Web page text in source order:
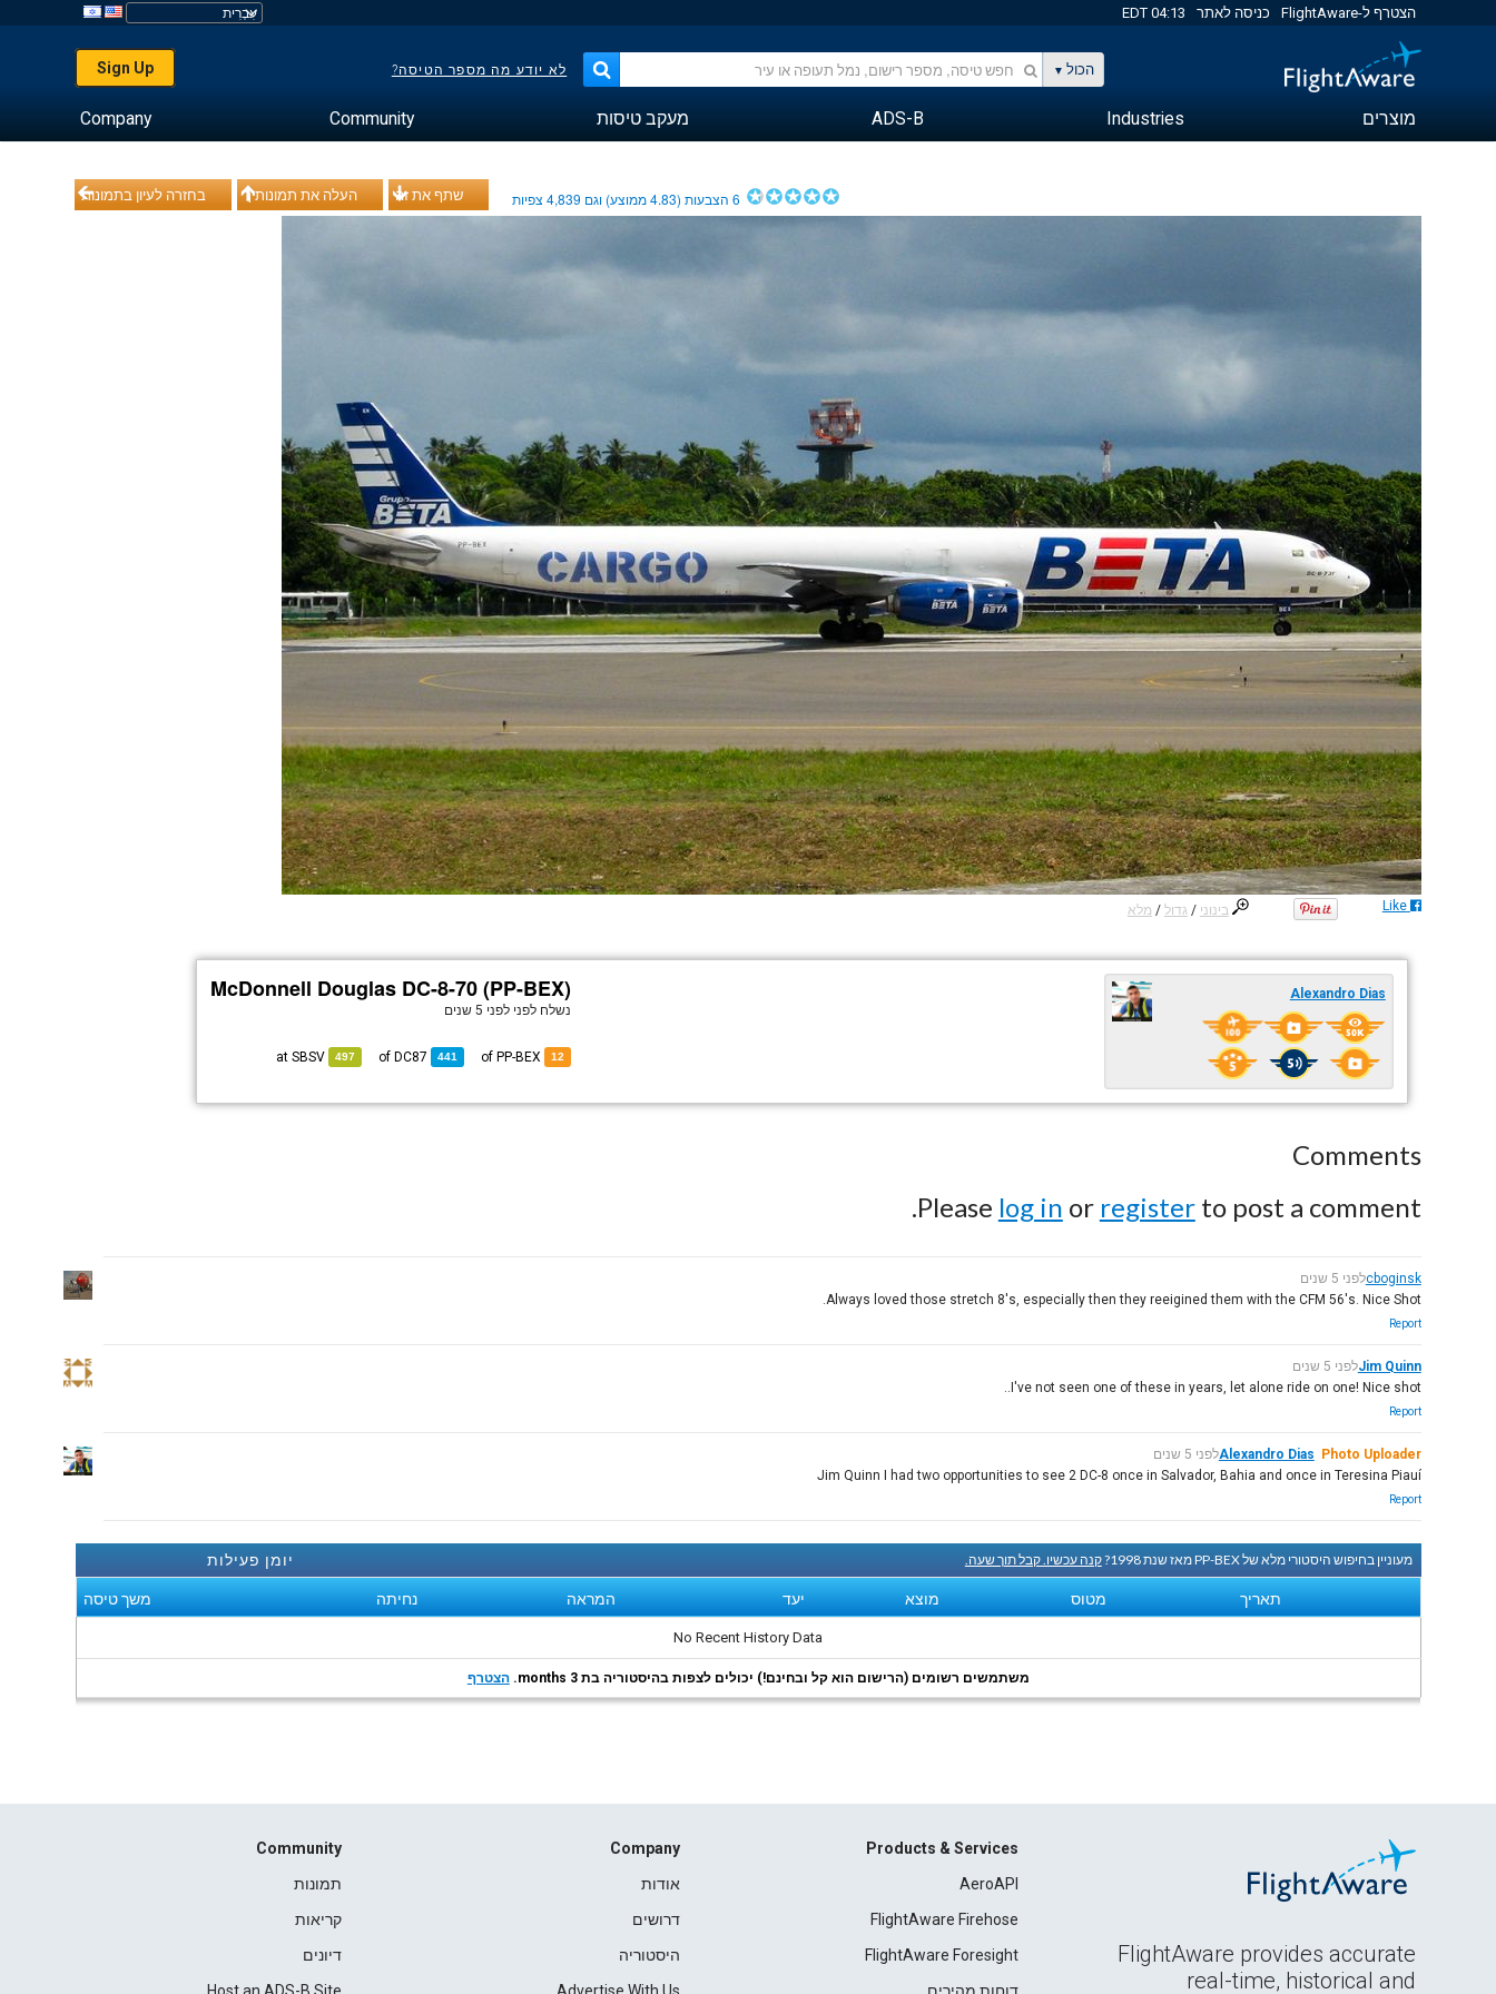
הצטרף ל-FlightAware כניסה לאתר 04:13 EDT
הכול לא יודע מה מספר הטיסה? Sign Up
מוצרים Industries
ADS-B מעקב טיסות Community
Company
בחזרה לעיון בתמונות העלה את תמונותיך שתף את זה 6הצבעות (4.83ממוצע) וגם 4,839צפיות
בינוני /גדול / מלא Like
McDonnell Douglas DC-8-70 (PP-BEX)
נשלח לפני לפני 5 שנים
12
441
DC87
497
SBSV
Alexandro Dias
Comments
Please log in or registerto post a comment.
cboginskלפני 5 שנים
Always loved those stretch 8's, especially then they reeigined them with the CFM 56's. Nice Shot.
Report
Jim Quinnלפני 5 שנים
I've not seen one of these in years, let alone ride on one! Nice shot..
Report
Alexandro Dias Photo Uploader
לפני 5 שנים
Jim Quinn I had two opportunities to see 2 DC-8 once in Salvador, Bahia and once in Teresina Piauí
Report
יומן פעילות מעוניין בחיפוש היסטורי מלא של PP-BEX מאז שנת 1998? קנה עכשיו. קבל תוך שעה.
תאריך מטוס מוצא יעד המראה נחיתה משך טיסה
No Recent History Data
משתמשים רשומים (הרישום הוא קל ובחינם!) יכולים לצפות בהיסטוריה בת 3 months. הצטרף
FlightAware provides accurate
real-time, historical and
Products & Services
AeroAPI
FlightAware Firehose
FlightAware Foresight
Company
אודות
דרושים
היסטוריה
Community
תמונות
קריאות
דיונים